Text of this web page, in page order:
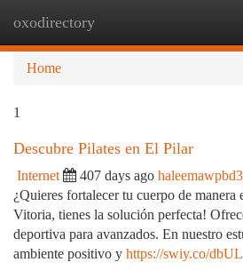
oxodirectory
Home
1
Descubre Pilates en El Pilar
Internet 407 days ago
¿Quieres fortalecer tu cuerpo de manera
Vitoria, tienes la solución perfecta!
deportiva para avanzados. En nuestro
ambiente positivo y https://swiy.co/dbUL